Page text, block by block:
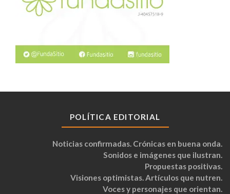
POLÍTICA EDITORIAL
Noticias confirmadas. Crónicas en buena onda.
Sonidos e imágenes que ilustran.
Propuestas positivas.
Visiones optimistas. Artículos que nutren.
Voces y personajes que orientan.